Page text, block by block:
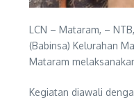
LCN – Mataram, –
(Babinsa) Kelurahan
Mataram
Kegiatan diawali